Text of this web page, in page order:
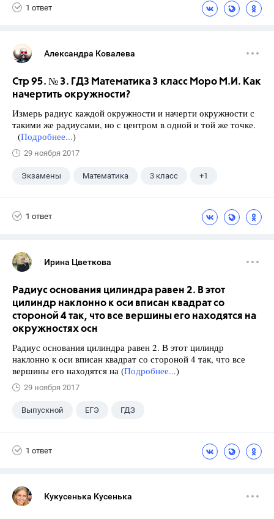
1 ответ
Александра Ковалева
Стр 95. № 3. ГДЗ Математика 3 класс Моро М.И. Как
начертить окружности?
Измерь радиус каждой окружности и начерти окружности с
такими же радиусами, но с центром в одной и той же точке.
(Подробнее...)
29 ноября 2017
Экзамены Математика 3 класс +1
1 ответ
Ирина Цветкова
Радиус основания цилиндра равен 2. В этот
цилиндр наклонно к оси вписан квадрат со
стороной 4 так, что все вершины его находятся на
окружностях осн
Радиус основания цилиндра равен 2. В этот цилиндр
наклонно к оси вписан квадрат со стороной 4 так, что все
вершины его находятся на (Подробнее...)
29 ноября 2017
Выпускной ЕГЭ ГДЗ
1 ответ
Кукусенька Кусенька